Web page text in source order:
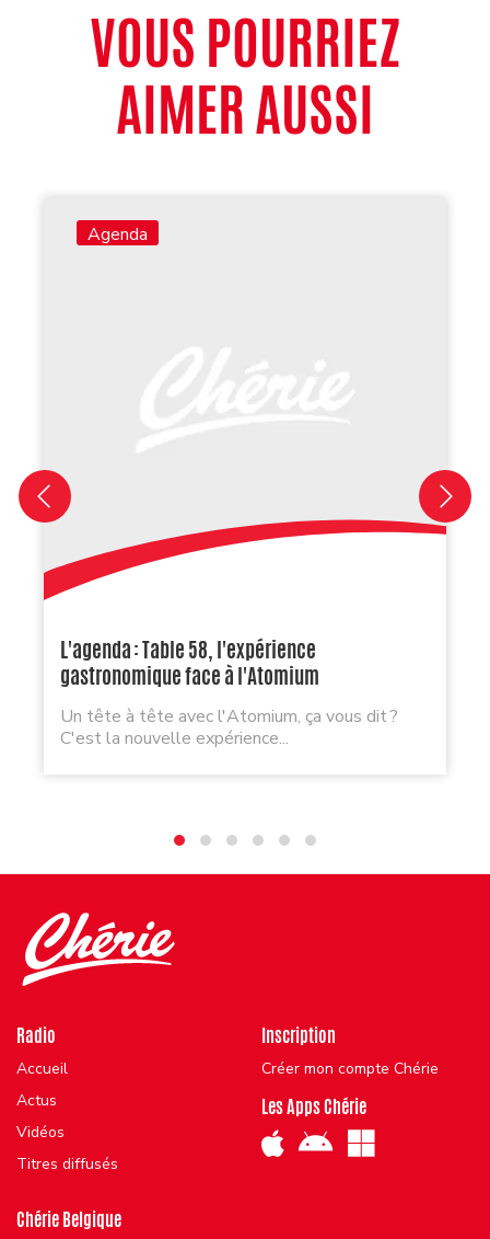
VOUS POURRIEZ
AIMER AUSSI
Agenda
L'agenda : Table 58, l'expérience
gastronomique face à l'Atomium
Un tête à tête avec l'Atomium, ça vous dit ?
C'est la nouvelle expérience...
Radio
Accueil
Actus
Vidéos
Titres diffusés
Inscription
Créer mon compte Chérie
Les Apps Chérie
Chérie Belgique